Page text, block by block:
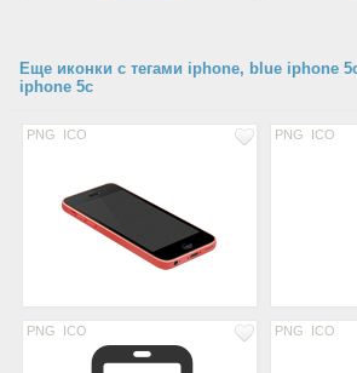
Еще иконки с тегами iphone, blue iphone
iphone 5c
PNG ICO PNG ICO
PNG ICO PNG ICO